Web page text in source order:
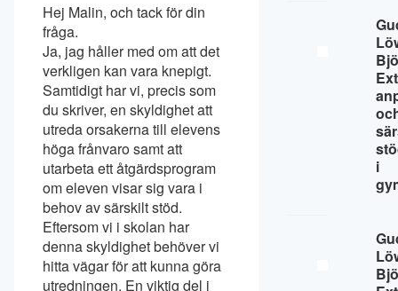
Hej Malin, och tack för din
fråga.
Ja, jag håller med om att det
verkligen kan vara knepigt.
Samtidigt har vi, precis som
du skriver, en skyldighet att
utreda orsakerna till elevens
höga frånvaro samt att
utarbeta ett åtgärdsprogram
om eleven visar sig vara i
behov av särskilt stöd.
Eftersom vi i skolan har
denna skyldighet behöver vi
hitta vägar för att kunna göra
utredningen. En viktig del i
i